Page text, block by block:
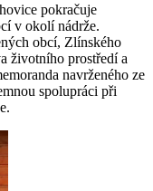
pokračuje
v okolí nádrže.
obcí, Zlínského
životního prostředí a
navrženého ze
spolupráci při